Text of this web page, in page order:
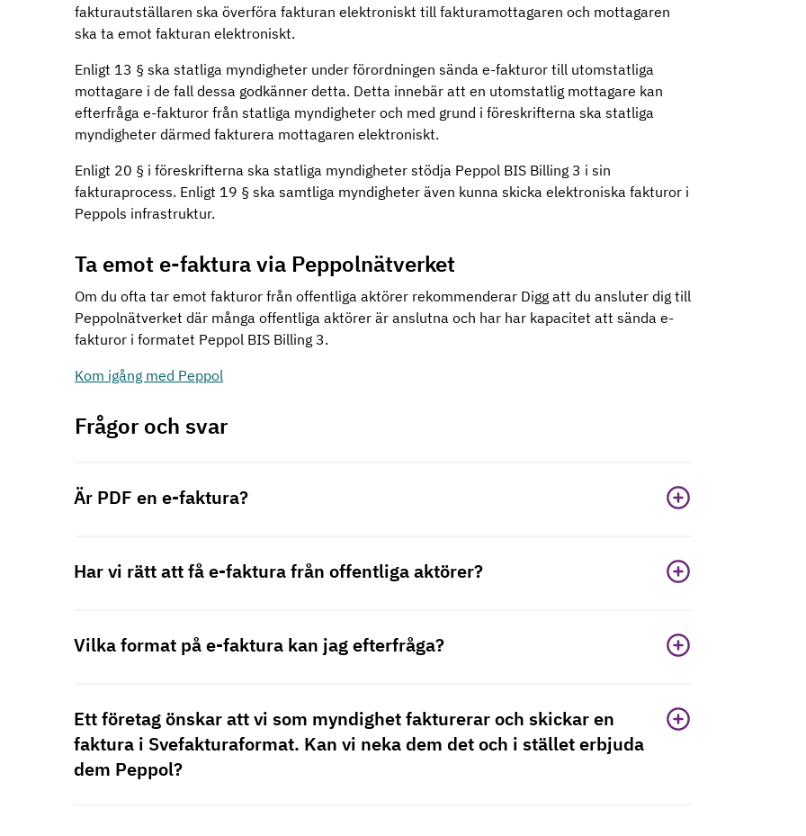
fakturautställaren ska överföra fakturan elektroniskt till fakturamottagaren och mottagaren
ska ta emot fakturan elektroniskt.
Enligt 13 § ska statliga myndigheter under förordningen sända e-fakturor till utomstatliga
mottagare i de fall dessa godkänner detta. Detta innebär att en utomstatlig mottagare kan
efterfråga e-fakturor från statliga myndigheter och med grund i föreskrifterna ska statliga
myndigheter därmed fakturera mottagaren elektroniskt.
Enligt 20 § i föreskrifterna ska statliga myndigheter stödja Peppol BIS Billing 3 i sin
fakturaprocess. Enligt 19 § ska samtliga myndigheter även kunna skicka elektroniska fakturor i
Peppols infrastruktur.
Ta emot e-faktura via Peppolnätverket
Om du ofta tar emot fakturor från offentliga aktörer rekommenderar Digg att du ansluter dig till
Peppolnätverket där många offentliga aktörer är anslutna och har har kapacitet att sända e-
fakturor i formatet Peppol BIS Billing 3.
Kom igång med Peppol
Frågor och svar
Är PDF en e-faktura?
Har vi rätt att få e-faktura från offentliga aktörer?
Vilka format på e-faktura kan jag efterfråga?
Ett företag önskar att vi som myndighet fakturerar och skickar en
faktura i Svefakturaformat. Kan vi neka dem det och i stället erbjuda
dem Peppol?